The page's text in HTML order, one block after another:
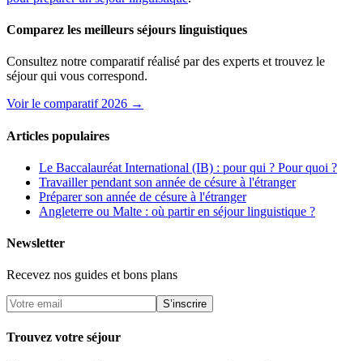
Comparez les meilleurs séjours linguistiques
Consultez notre comparatif réalisé par des experts et trouvez le
séjour qui vous correspond.
Voir le comparatif 2026 →
Articles populaires
Le Baccalauréat International (IB) : pour qui ? Pour quoi ?
Travailler pendant son année de césure à l'étranger
Préparer son année de césure à l'étranger
Angleterre ou Malte : où partir en séjour linguistique ?
Newsletter
Recevez nos guides et bons plans
S’inscrire
Trouvez votre séjour